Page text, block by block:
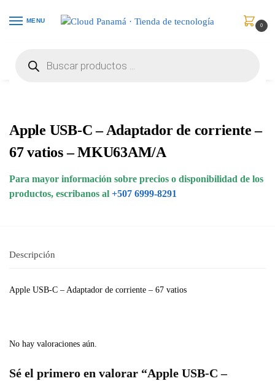
MENU
0
Apple USB-C – Adaptador de corriente –
67 vatios – MKU63AM/A
Para mayor información sobre precios o disponibilidad de los
productos, escribanos al +507 6999-8291
Descripción
Apple USB-C – Adaptador de corriente – 67 vatios
No hay valoraciones aún.
Sé el primero en valorar “Apple USB-C –